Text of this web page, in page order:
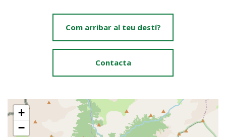
Com arribar al teu destí?
Contacta
+
−